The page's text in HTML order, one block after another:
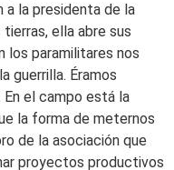
a la presidenta de la
ella abre sus
los paramilitares nos
guerrilla. Éramos
el campo está la
la forma de meternos
de la asociación que
proyectos productivos